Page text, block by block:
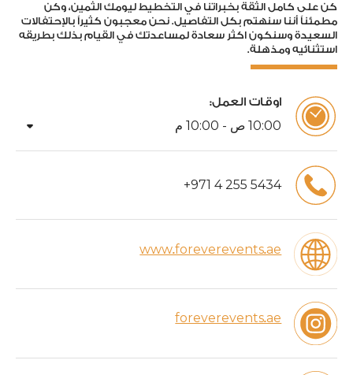
اوقات العمل:
10:00 ص - 10:00 م arrow_drop_down
+971 4 255 5434
www.foreverevents.ae
foreverevents.ae
كن على كامل الثقة بخبراتنا في التخطيط ليومك الثمين، وكن
مطمئناً أننا سنهتم بكل التفاصيل. نحن معجبون كثيراً بالإحتفالات
السعيدة وسنكون اكثر سعادة لمساعدتك في القيام بذلك بطريقه
استثنائيه ومذهلة.